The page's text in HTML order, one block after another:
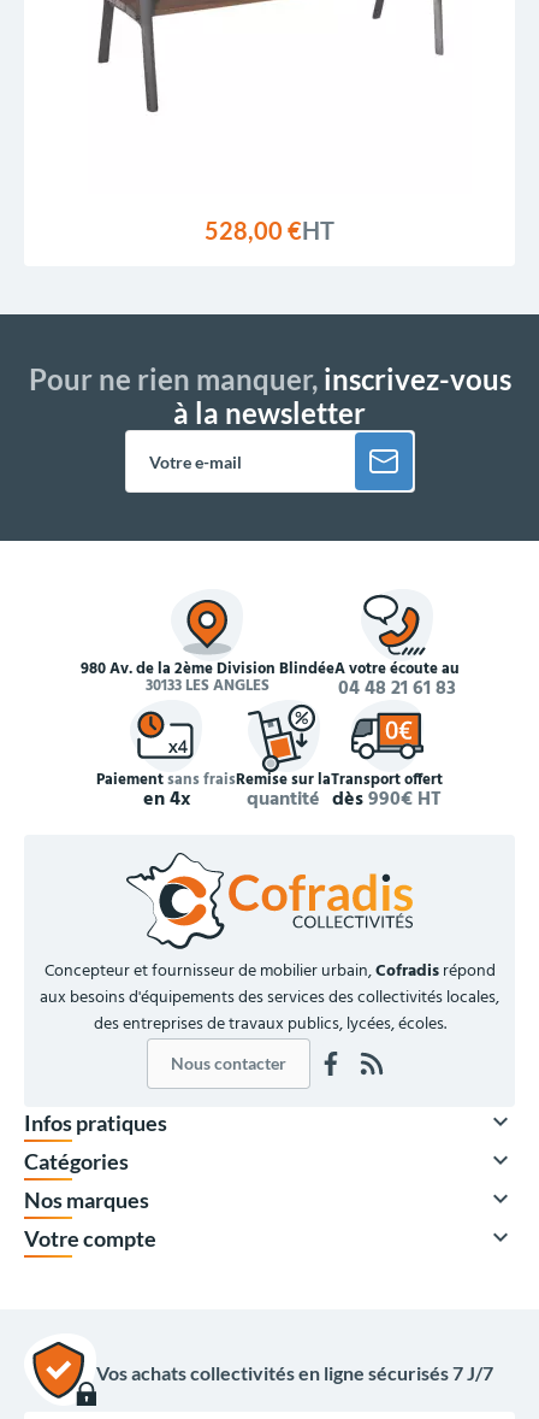
528,00 €HT
Pour ne rien manquer,inscrivez-vous
à la newsletter
980 Av. de la 2ème Division Blindée
30133 LES ANGLES
À votre écoute au
04 48 21 61 83
Paiementsans frais
en 4x
Remise sur la
quantité
Transport offert
dès990€ HT
Concepteur et fournisseur de mobilier urbain,Cofradisrépond
aux besoins d'équipements des services des collectivités locales,
des entreprises de travaux publics, lycées, écoles.
Nous contacter
Infos pratiques 
Catégories 
Nos marques 
Votre compte 
Vos achats collectivités en ligne sécurisés 7 J/7